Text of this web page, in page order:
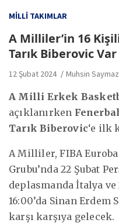
MILLI TAKIMLAR
A Milliler’in 16
Tarık Biberovic Var
12 Şubat 2024 Muhsin Saymaz
A Milli Erkek
açıklanırken
Tarık Biberovic‘e ilk
A Milliler, FIBA
Grubu’nda 22 Şubat
deplasmanda İtalya ve
16:00’da Sinan Erdem
karşı karşıya gelecek.